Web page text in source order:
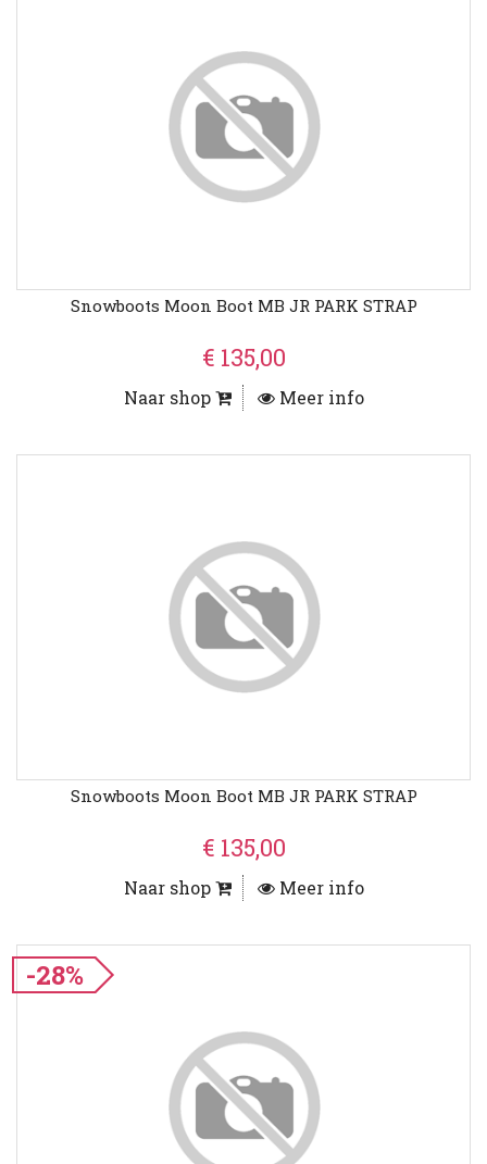
Snowboots Moon Boot MB JR PARK STRAP
€ 135,00
Naar shop Meer info
Snowboots Moon Boot MB JR PARK STRAP
€ 135,00
Naar shop Meer info
-28%